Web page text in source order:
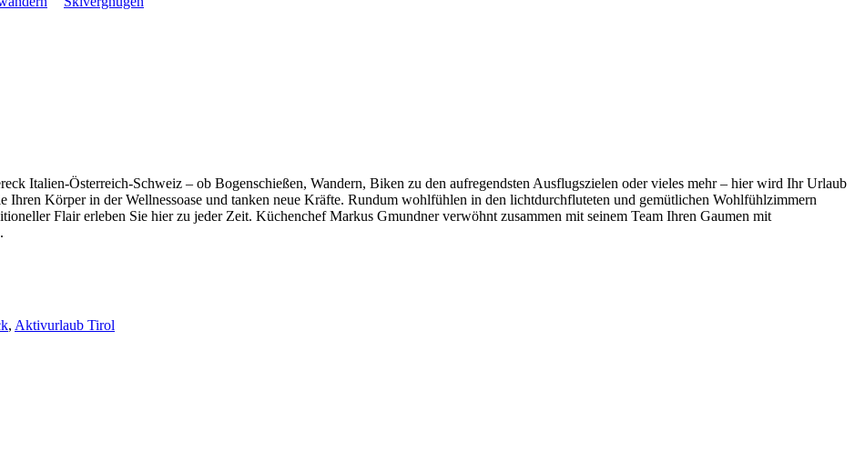
Italien-Österreich-Schweiz – ob Bogenschießen, Wandern, Biken zu den aufregendsten Ausflugszielen oder vieles mehr – hier wird Ihr Urlaub
Körper in der Wellnessoase und tanken neue Kräfte. Rundum wohlfühlen in den lichtdurchfluteten und gemütlichen Wohlfühlzimmern
Flair erleben Sie hier zu jeder Zeit. Küchenchef Markus Gmundner verwöhnt zusammen mit seinem Team Ihren Gaumen mit
, Aktivurlaub Tirol